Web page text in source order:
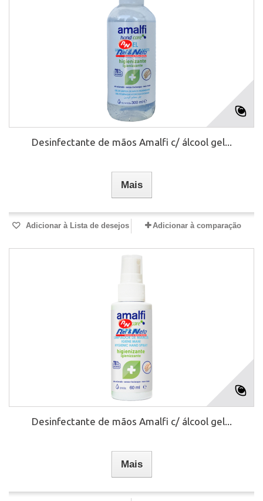
Desinfectante de mãos Amalfi c/ álcool gel...
Mais
Adicionar à Lista de desejos Adicionar à comparação
Desinfectante de mãos Amalfi c/ álcool gel...
Mais